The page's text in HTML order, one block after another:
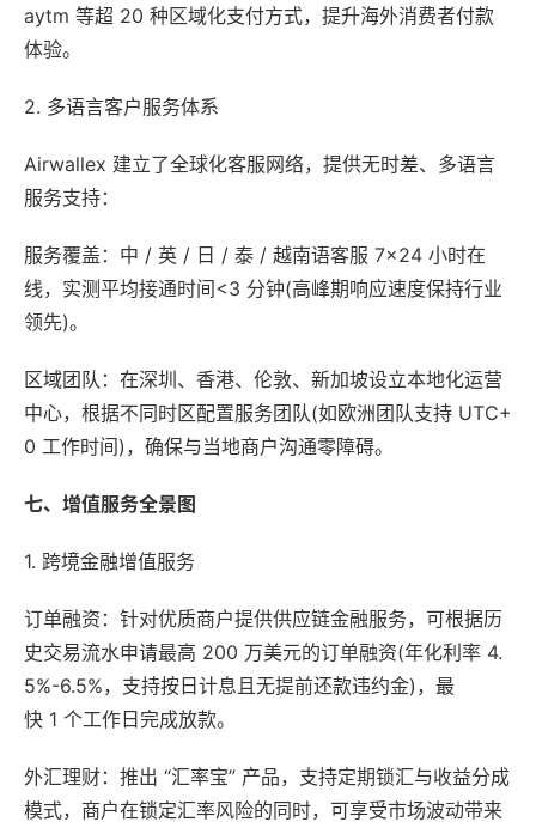
aytm 等超 20 种区域化支付方式，提升海外消费者付款
体验。
2. 多语言客户服务体系
Airwallex 建立了全球化客服网络，提供无时差、多语言
服务支持：
服务覆盖：中 / 英 / 日 / 泰 / 越南语客服 7×24 小时在
线，实测平均接通时间<3 分钟(高峰期响应速度保持行业
领先)。
区域团队：在深圳、香港、伦敦、新加坡设立本地化运营
中心，根据不同时区配置服务团队(如欧洲团队支持 UTC+
0 工作时间)，确保与当地商户沟通零障碍。
七、增值服务全景图
1. 跨境金融增值服务
订单融资：针对优质商户提供供应链金融服务，可根据历
史交易流水申请最高 200 万美元的订单融资(年化利率 4.
5%-6.5%，支持按日计息且无提前还款违约金)，最
快 1 个工作日完成放款。
外汇理财：推出 “汇率宝” 产品，支持定期锁汇与收益分成
模式，商户在锁定汇率风险的同时，可享受市场波动带来